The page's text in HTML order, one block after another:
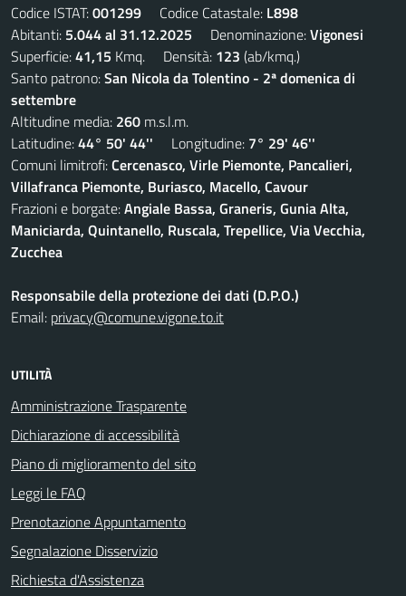
Codice ISTAT:001299 Codice Catastale: L898
Abitanti: 5.044 al 31.12.2025 Denominazione:Vigonesi
Superficie:41,15 Kmq. Densità: 123 (ab/kmq.)
Santo patrono:San Nicola da Tolentino - 2ª domenica di
settembre
Altitudine media: 260 m.s.l.m.
Latitudine:44° 50' 44'' Longitudine: 7° 29' 46''
Comuni limitrofi:Cercenasco, Virle Piemonte, Pancalieri,
Villafranca Piemonte, Buriasco, Macello, Cavour
Frazioni e borgate:Angiale Bassa, Graneris, Gunia Alta,
Maniciarda, Quintanello, Ruscala, Trepellice, Via Vecchia,
Zucchea
Responsabile della protezione dei dati (D.P.O.)
Email: privacy@comune.vigone.to.it
UTILITÀ
Amministrazione Trasparente
Dichiarazione di accessibilità
Piano di miglioramento del sito
Leggi le FAQ
Prenotazione Appuntamento
Segnalazione Disservizio
Richiesta d'Assistenza